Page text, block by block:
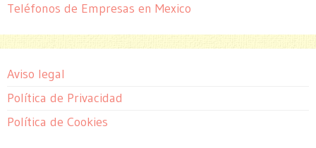
Teléfonos de Empresas en Mexico
Aviso legal
Política de Privacidad
Política de Cookies